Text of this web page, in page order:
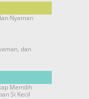
Nyaman
dan
Memilih
Si Kecil